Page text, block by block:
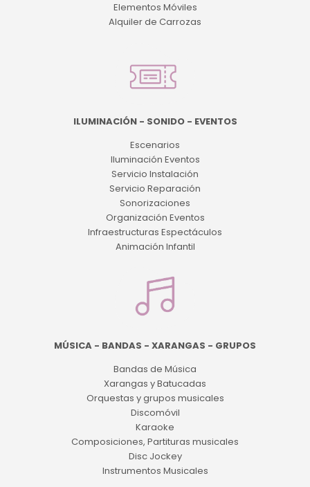
Elementos Móviles
Alquiler de Carrozas
ILUMINACIÓN - SONIDO - EVENTOS
Escenarios
Iluminación Eventos
Servicio Instalación
Servicio Reparación
Sonorizaciones
Organización Eventos
Infraestructuras Espectáculos
Animación Infantil
MÚSICA - BANDAS - XARANGAS - GRUPOS
Bandas de Música
Xarangas y Batucadas
Orquestas y grupos musicales
Discomóvil
Karaoke
Composiciones, Partituras musicales
Disc Jockey
Instrumentos Musicales